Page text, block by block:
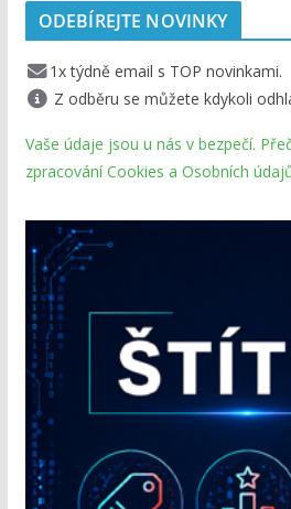
ODEBÍREJTE NOVINKY
1x týdně email s TOP novinkami.
Z odběru se můžete kdykoli
Vaše údaje jsou u nás v bezpečí.
zpracování Cookies a Osobních